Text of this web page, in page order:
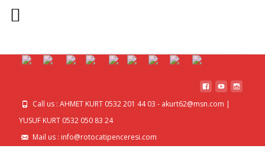
Call us : AHMET KURT 0532 201 44 03 - akurt62@msn.com |
YUSUF KURT 0532 050 83 24
Mail us : info@rotocatipenceresi.com